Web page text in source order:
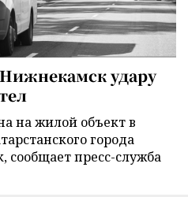
удару
на жилой объект в
города
сообщает пресс-служба